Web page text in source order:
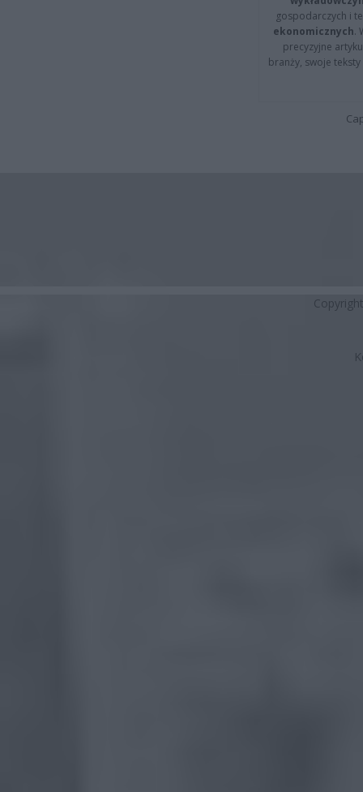
gospodarczych i
ekonomicznych.
precyzyjne
branży, swoje